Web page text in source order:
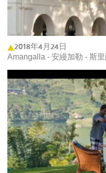
2018年4月24日
Amangalla - 安縵加勒 - 斯